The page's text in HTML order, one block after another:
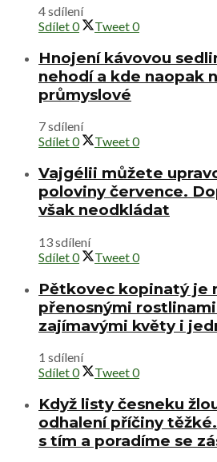
4 sdílení
Sdílet0 Tweet0
Hnojení kávovou
nehodí a kde naopak
průmyslové
7 sdílení
Sdílet0 Tweet0
Vajgélii můžete
poloviny července.
však neodkládat
13 sdílení
Sdílet0 Tweet0
Pětkovec kopinatý je
přenosnými
zajímavými květy i
1 sdílení
Sdílet0 Tweet0
Když listy česneku
odhalení příčiny
s tím a poradíme se